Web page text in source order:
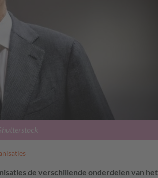
de verschillende onderdelen van het